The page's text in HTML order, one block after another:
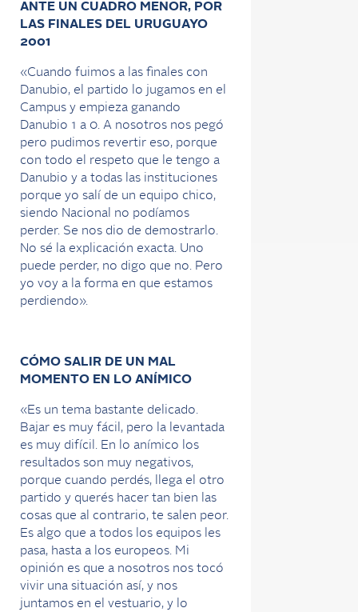
ANTE UN CUADRO MENOR, POR
LAS FINALES DEL URUGUAYO
2001
«Cuando fuimos a las finales con
Danubio, el partido lo jugamos en el
Campus y empieza ganando
Danubio 1 a 0. A nosotros nos pegó
pero pudimos revertir eso, porque
con todo el respeto que le tengo a
Danubio y a todas las instituciones
porque yo salí de un equipo chico,
siendo Nacional no podíamos
perder. Se nos dio de demostrarlo.
No sé la explicación exacta. Uno
puede perder, no digo que no. Pero
yo voy a la forma en que estamos
perdiendo».
CÓMO SALIR DE UN MAL
MOMENTO EN LO ANÍMICO
«Es un tema bastante delicado.
Bajar es muy fácil, pero la levantada
es muy difícil. En lo anímico los
resultados son muy negativos,
porque cuando perdés, llega el otro
partido y querés hacer tan bien las
cosas que al contrario, te salen peor.
Es algo que a todos los equipos les
pasa, hasta a los europeos. Mi
opinión es que a nosotros nos tocó
vivir una situación así, y nos
juntamos en el vestuario, y lo